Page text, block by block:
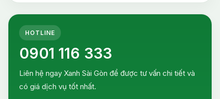
HOTLINE
0901 116 333
Liên hệ ngay Xanh Sài Gòn để được tư vấn chi tiết và
có giá dịch vụ tốt nhất.